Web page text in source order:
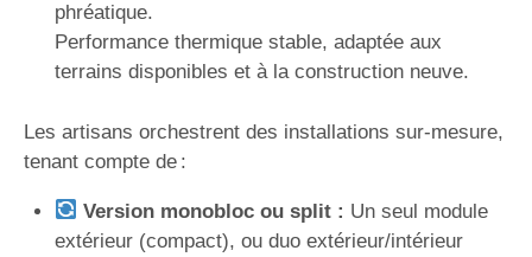
phréatique.
Performance thermique stable, adaptée aux
terrains disponibles et à la construction neuve.
Les artisans orchestrent des installations sur-mesure,
tenant compte de :
Version monobloc ou split : Un seul module
extérieur (compact), ou duo extérieur/intérieur